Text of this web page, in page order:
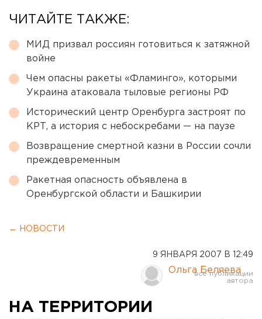
ЧИТАЙТЕ ТАКЖЕ:
МИД призвал россиян готовиться к затяжной
войне
Чем опасны ракеты «Фламинго», которыми
Украина атаковала тыловые регионы РФ
Исторический центр Оренбурга застроят по
КРТ, а история с небоскребами — на паузе
Возвращение смертной казни в России сочли
преждевременным
Ракетная опасность объявлена в
Оренбургской области и Башкирии
← НОВОСТИ
9 ЯНВАРЯ 2007 В 12:49
Ольга Беляева
НА ТЕРРИТОРИИ